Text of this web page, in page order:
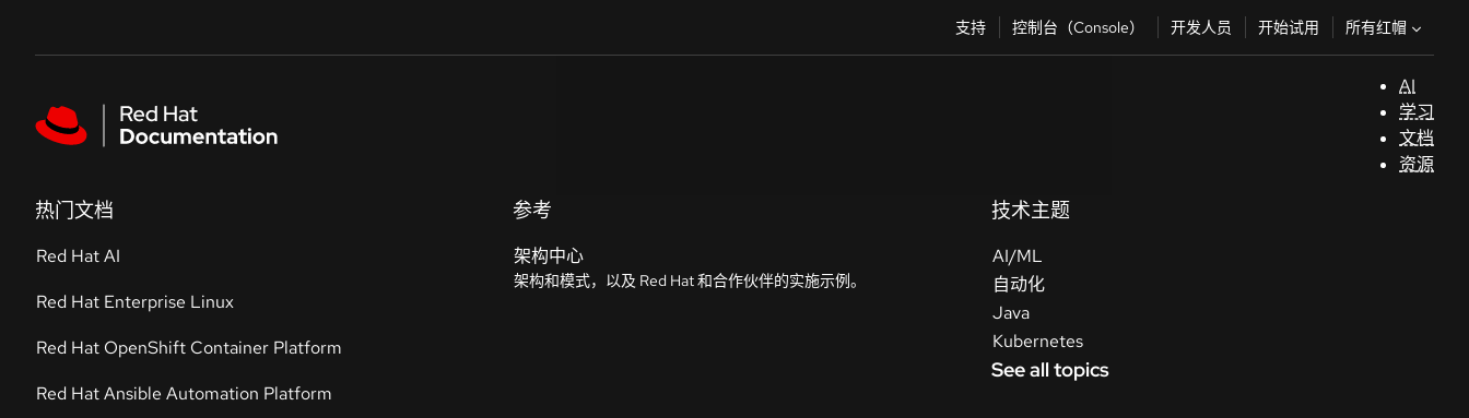
支持 控制台（Console） 开发人员 开始试用 所有红帽
AI
学习
文档
资源
热门文档
Red Hat AI
Red Hat Enterprise Linux
Red Hat OpenShift Container Platform
Red Hat Ansible Automation Platform
参考
架构中心
架构和模式，以及 Red Hat 和合作伙伴的实施示例。
技术主题
AI/ML
自动化
Java
Kubernetes
See all topics